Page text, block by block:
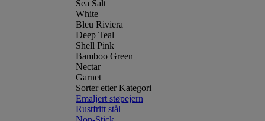
Sea Salt
White
Bleu Riviera
Deep Teal
Shell Pink
Bamboo Green
Nectar
Garnet
Sorter etter Kategori
Emaljert støpejern
Rustfritt stål